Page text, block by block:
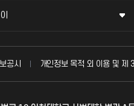
공시 개인정보 목적 외 이용 및 제